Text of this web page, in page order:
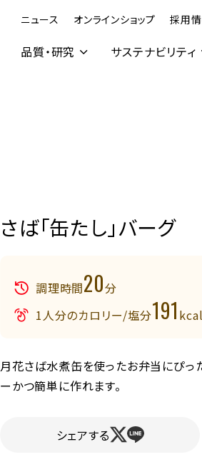
ニュース オンラインショップ 採用
品質・研究 サステナビリティ
さば「缶たし」バーグ
調理時間20分
1人分のカロリー/塩分191
月花さば水煮缶を使ったお弁当にぴっ
ーかつ簡単に作れます。
シェアする